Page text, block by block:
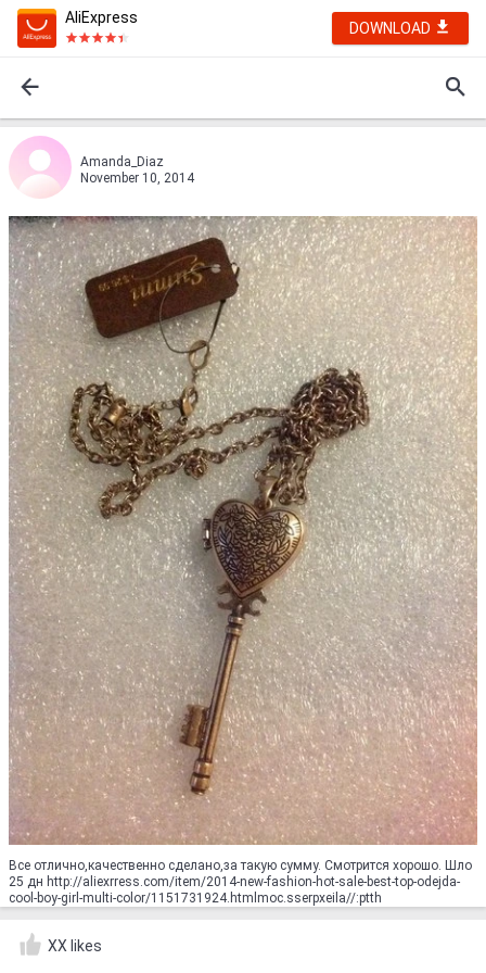
AliExpress
DOWNLOAD
Amanda_Diaz
November 10, 2014
Все отлично,качественно сделано,за такую сумму. Смотрится хорошо. Шло
25 дн http://aliexrress.com/item/2014-new-fashion-hot-sale-best-top-odejda-
cool-boy-girl-multi-color/1151731924.html‮http://aliexpress.com
XX likes